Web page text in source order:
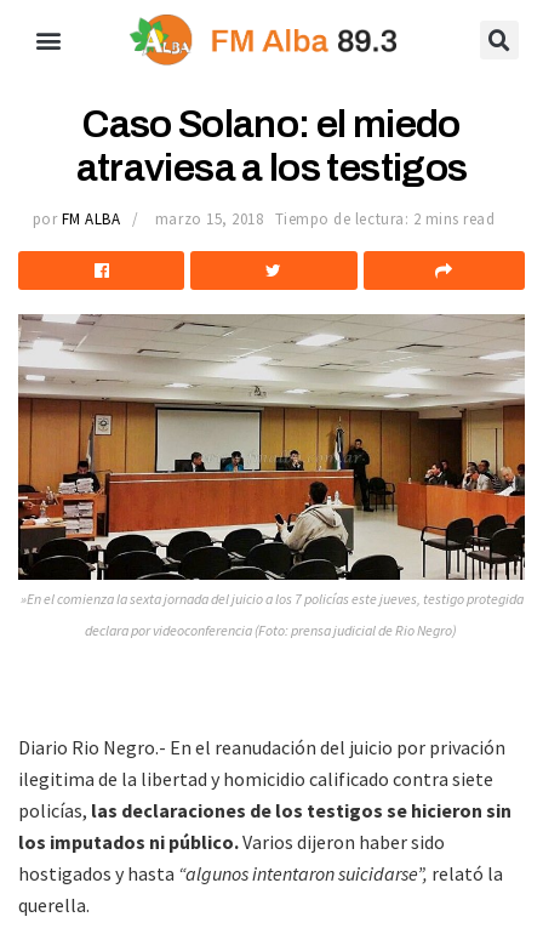
Caso Solano: el miedo
atraviesa a los testigos
por FM ALBA marzo 15, 2018 Tiempo de lectura: 2 mins read
»En el comienza la sexta jornada del juicio a los 7 policías este jueves, testigo protegida
declara por videoconferencia (Foto: prensa judicial de Rio Negro)
Diario Rio Negro.- En el reanudación del juicio por privación
ilegitima de la libertad y homicidio calificado contra siete
policías, las declaraciones de los testigos se hicieron sin
los imputados ni público.Varios dijeron haber sido
hostigados y hasta “algunos intentaron suicidarse”, relató la
querella.